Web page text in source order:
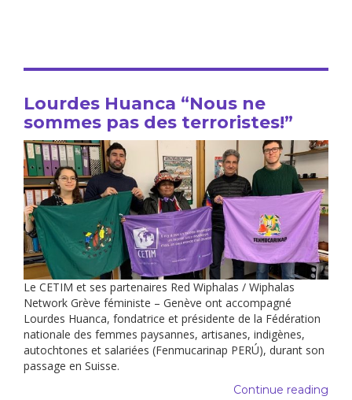
Lourdes Huanca “Nous ne
sommes pas des terroristes!”
Le CETIM et ses partenaires Red Wiphalas / Wiphalas
Network Grève féministe – Genève ont accompagné
Lourdes Huanca, fondatrice et présidente de la Fédération
nationale des femmes paysannes, artisanes, indigènes,
autochtones et salariées (Fenmucarinap PERÚ), durant son
passage en Suisse.
Continue reading